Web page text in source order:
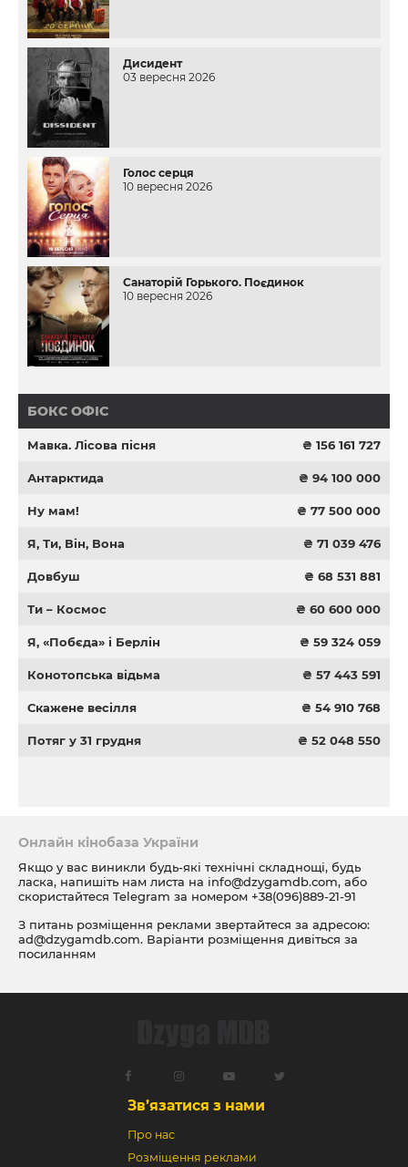
Дисидент
03 вересня 2026
Голос серця
10 вересня 2026
Санаторій Горького. Поєдинок
10 вересня 2026
БОКС ОФІС
Мавка. Лісова пісня ₴ 156 161 727
Антарктида ₴ 94 100 000
Ну мам! ₴ 77 500 000
Я, Ти, Він, Вона ₴ 71 039 476
Довбуш ₴ 68 531 881
Ти – Космос ₴ 60 600 000
Я, «Побєда» і Берлін ₴ 59 324 059
Конотопська відьма ₴ 57 443 591
Скажене весілля ₴ 54 910 768
Потяг у 31 грудня ₴ 52 048 550
Онлайн кінобаза України
Якщо у вас виникли будь-які технічні складнощі, будь
ласка, напишіть нам листа на info@dzygamdb.com, або
скористайтеся Telegram за номером +38(096)889-21-91
З питань розміщення реклами звертайтеся за адресою:
ad@dzygamdb.com. Варіанти розміщення дивіться за
посиланням
Зв’язатися з нами
Про нас
Розміщення реклами